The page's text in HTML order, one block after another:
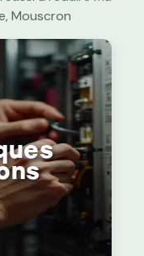
Mouscron